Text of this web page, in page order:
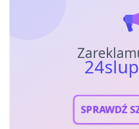
SPRAWDŹ